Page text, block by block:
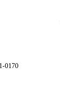
0170